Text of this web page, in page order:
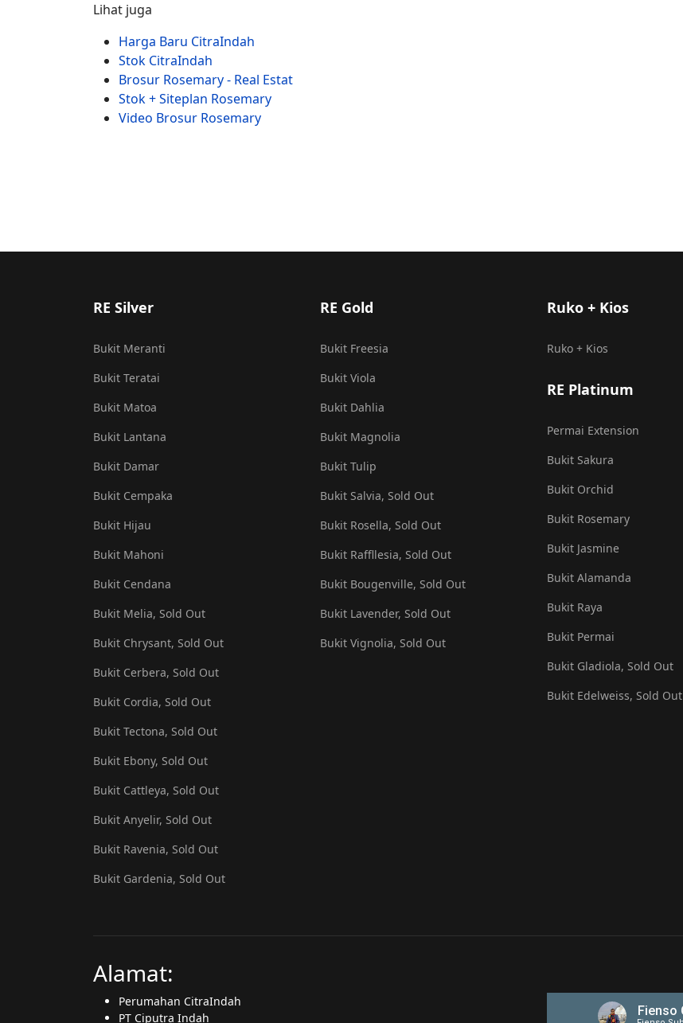
Lihat juga
Harga Baru CitraIndah
Stok CitraIndah
Brosur Rosemary - Real Estat
Stok + Siteplan Rosemary
Video Brosur Rosemary
RE Silver
Bukit Meranti
Bukit Teratai
Bukit Matoa
Bukit Lantana
Bukit Damar
Bukit Cempaka
Bukit Hijau
Bukit Mahoni
Bukit Cendana
Bukit Melia, Sold Out
Bukit Chrysant, Sold Out
Bukit Cerbera, Sold Out
Bukit Cordia, Sold Out
Bukit Tectona, Sold Out
Bukit Ebony, Sold Out
Bukit Cattleya, Sold Out
Bukit Anyelir, Sold Out
Bukit Ravenia, Sold Out
Bukit Gardenia, Sold Out
RE Gold
Bukit Freesia
Bukit Viola
Bukit Dahlia
Bukit Magnolia
Bukit Tulip
Bukit Salvia, Sold Out
Bukit Rosella, Sold Out
Bukit Raffllesia, Sold Out
Bukit Bougenville, Sold Out
Bukit Lavender, Sold Out
Bukit Vignolia, Sold Out
Ruko + Kios
Ruko + Kios
RE Platinum
Permai Extension
Bukit Sakura
Bukit Orchid
Bukit Rosemary
Bukit Jasmine
Bukit Alamanda
Bukit Raya
Bukit Permai
Bukit Gladiola, Sold Out
Bukit Edelweiss, Sold Out
Alamat:
Perumahan CitraIndah
PT Ciputra Indah